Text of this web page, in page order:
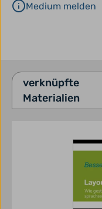
Medium melden
verknüpfte
Materialien